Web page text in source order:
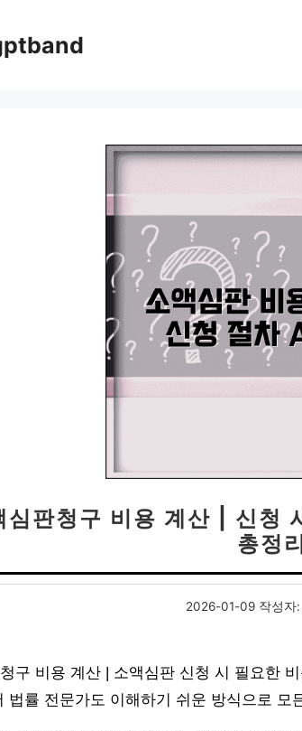
심판청구 비용 계산 | 신청
총정리
2026-01-09 작성자:
구 비용 계산 | 소액심판 신청 시 필요한
법률 전문가도 이해하기 쉬운 방식으로 모